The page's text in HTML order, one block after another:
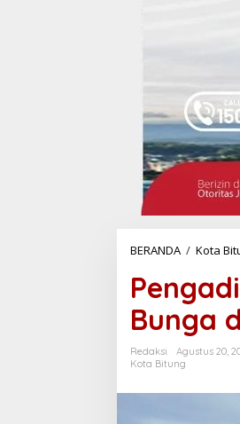
BERANDA / Kota
Bunga
Redaksi
Agustus 20,
Kota Bitung